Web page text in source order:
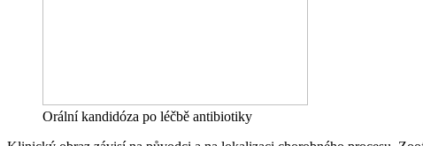
Orální kandidóza po léčbě antibiotiky